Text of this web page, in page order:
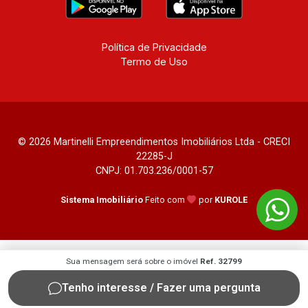
Sua mensagem será sobre o imóvel Ref. 32799
Tenho interesse / Fazer uma pergunta
Política de Privacidade
Termo de Uso
© 2026 Martinelli Empreendimentos Imobiliários Ltda - CRECI
22285-J
CNPJ: 01.703.236/0001-57
Sistema Imobiliário Feito com por KUROLE